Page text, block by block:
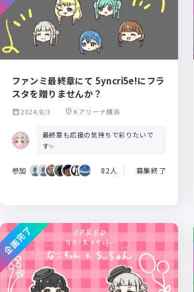
ファンミ最終章にて 5yncri5e!にフラ
スタを贈りませんか？
calendar_month2024/8/3 location_on Kアリーナ横浜
最終章も応援の気持ちで彩りたいで
す✨
参加 82人 募集終了
企画完了